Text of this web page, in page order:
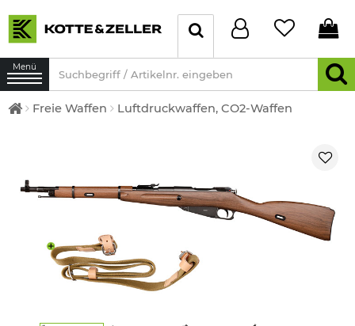
Menü
Freie Waffen Luftdruckwaffen, CO2-Waffen